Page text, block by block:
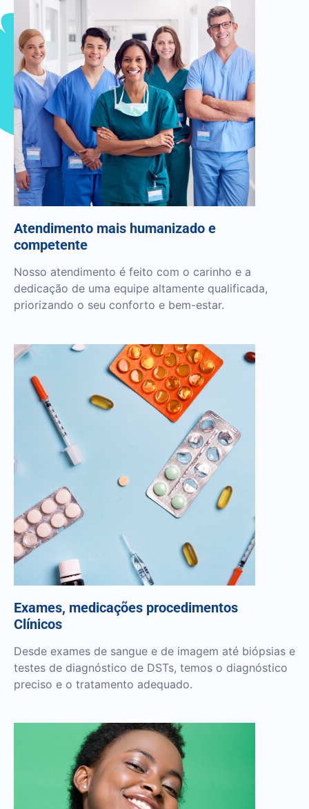
Atendimento mais humanizado e
competente
Nosso atendimento é feito com o carinho e a
dedicação de uma equipe altamente qualificada,
priorizando o seu conforto e bem-estar.
Exames, medicações procedimentos
Clínicos
Desde exames de sangue e de imagem até biópsias e
testes de diagnóstico de DSTs, temos o diagnóstico
preciso e o tratamento adequado.